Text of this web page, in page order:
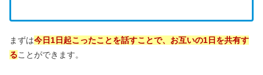
まずは今日1日起こったことを話すことで、お互いの1日を共有す
ることができます。